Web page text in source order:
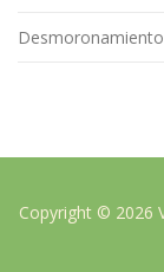
Copyright © 2026